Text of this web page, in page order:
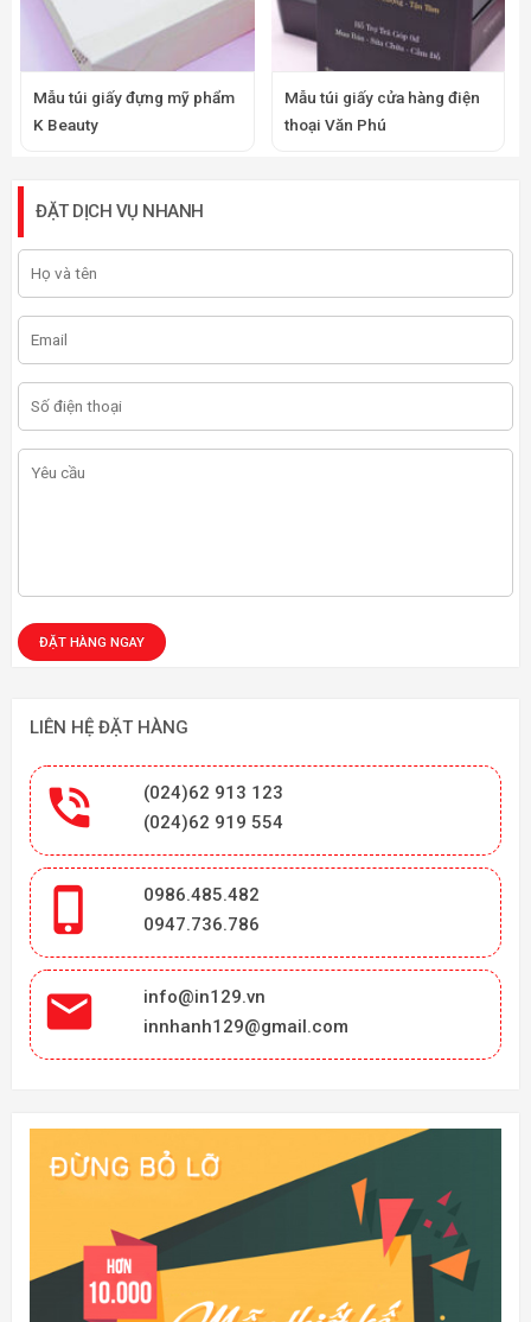
Mẫu túi giấy đựng mỹ phẩm
K Beauty
Mẫu túi giấy cửa hàng điện
thoại Văn Phú
ĐẶT DỊCH VỤ NHANH
LIÊN HỆ ĐẶT HÀNG

(024)62 913 123
(024)62 919 554

0986.485.482
0947.736.786

info@in129.vn
innhanh129@gmail.com